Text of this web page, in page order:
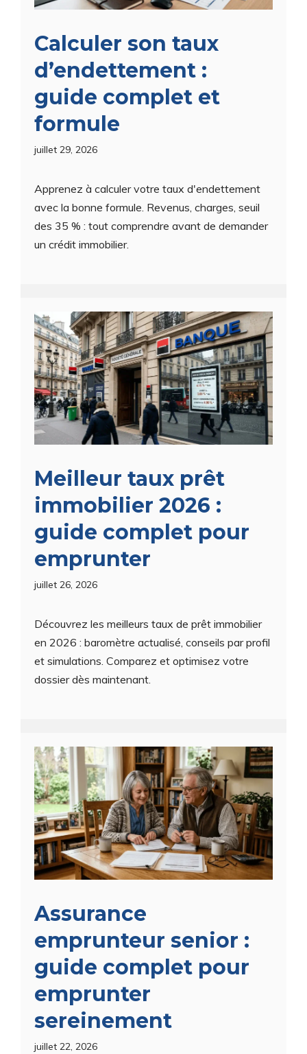
Calculer son taux
d’endettement :
guide complet et
formule
juillet 29, 2026
Apprenez à calculer votre taux d'endettement
avec la bonne formule. Revenus, charges, seuil
des 35 % : tout comprendre avant de demander
un crédit immobilier.
Meilleur taux prêt
immobilier 2026 :
guide complet pour
emprunter
juillet 26, 2026
Découvrez les meilleurs taux de prêt immobilier
en 2026 : baromètre actualisé, conseils par profil
et simulations. Comparez et optimisez votre
dossier dès maintenant.
Assurance
emprunteur senior :
guide complet pour
emprunter
sereinement
juillet 22, 2026